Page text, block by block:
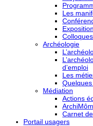
Les
Archéologie
d’emploi
Les
Médiation
Actions
Carnet
Portail usagers